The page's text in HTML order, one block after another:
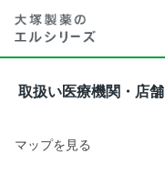
取扱い医療機関・店舗
マップを見る